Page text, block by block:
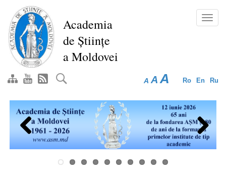
Перейти
основному
содержанию
Academia
de Științe
a Moldovei
Ro En Ru
A A A
Previous Next